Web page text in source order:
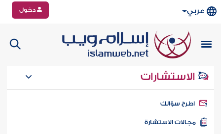
عربي دخول
الاستشارات
سؤالك